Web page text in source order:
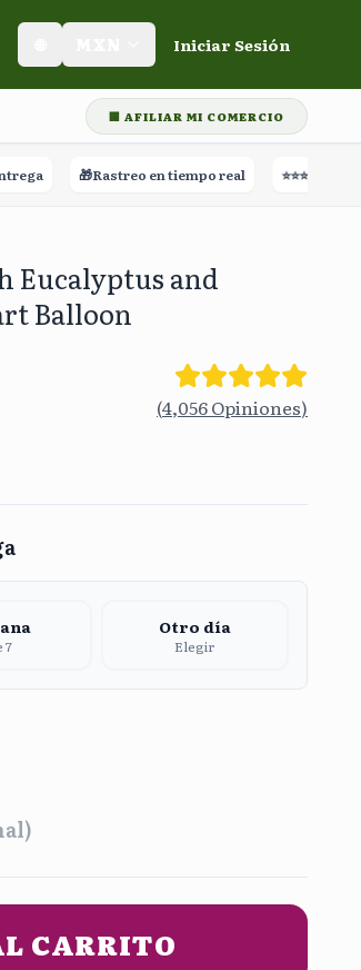
Iniciar Sesión
🏢 AFILIAR MI COMERCIO
Rastreo en tiempo real ⭐⭐⭐⭐⭐+60,000
Eucalyptus and
Balloon
(4,056Opiniones)
7
Otro día
Elegir
Tarde
ENTREGA (opcional)
CARRITO